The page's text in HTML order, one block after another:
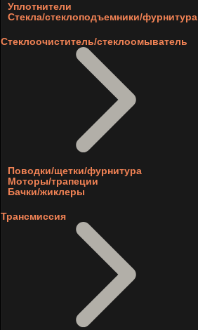
Уплотнители
Стекла/стеклоподъемники/фурнитура
Стеклоочиститель/стеклоомыватель
Поводки/щетки/фурнитура
Моторы/трапеции
Бачки/жиклеры
Трансмиссия